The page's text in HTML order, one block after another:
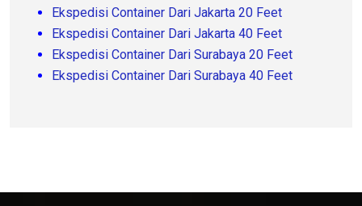
Ekspedisi Container Dari Jakarta 20 Feet
Ekspedisi Container Dari Jakarta 40 Feet
Ekspedisi Container Dari Surabaya 20 Feet
Ekspedisi Container Dari Surabaya 40 Feet